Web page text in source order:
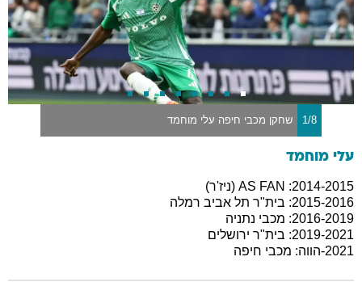
1/8 שחקן מכבי חיפה עלי מוחמד
עלי מוחמד
2014-2015: AS FAN (ניז'ר)
2015-2016: בית"ר תל אביב רמלה
2016-2019: מכבי נתניה
2019-2021: בית"ר ירושלים
2021-הווה: מכבי חיפה